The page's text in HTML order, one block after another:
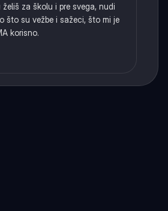
za školu i pre svega, nudi
što su vežbe i sažeci, što mi je
korisno.